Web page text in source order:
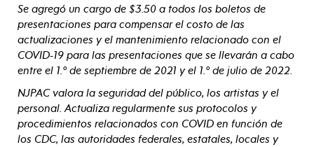
Se agregó un cargo de $3.50 a todos los boletos de
presentaciones para compensar el costo de las
actualizaciones y el mantenimiento relacionado con el
COVID-19 para las presentaciones que se llevarán a cabo
entre el 1.º de septiembre de 2021 y el 1.º de julio de 2022.
NJPAC valora la seguridad del público, los artistas y el
personal. Actualiza regularmente sus protocolos y
procedimientos relacionados con COVID en función de
los CDC, las autoridades federales, estatales, locales y